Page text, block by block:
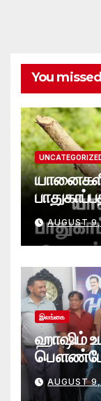
You missed
AUGUST
இலங்கை
ஹாஷிம்
AUGUST